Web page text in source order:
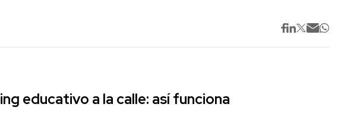
educativo a la calle: así funciona